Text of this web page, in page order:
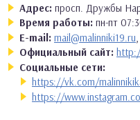
Адрес: просп. Дружбы
Время работы: пн-пт
E-mail: mail@malinniki19.ru
Официальный сайт:
Социальные сети:
https://vk.com/
https://